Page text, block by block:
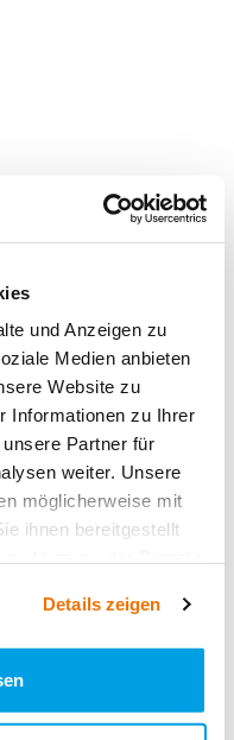
und Anzeigen zu
Medien anbieten
Website zu
Informationen zu Ihrer
Partner für
weiter. Unsere
möglicherweise mit
ihnen bereitgestellt
Details zeigen